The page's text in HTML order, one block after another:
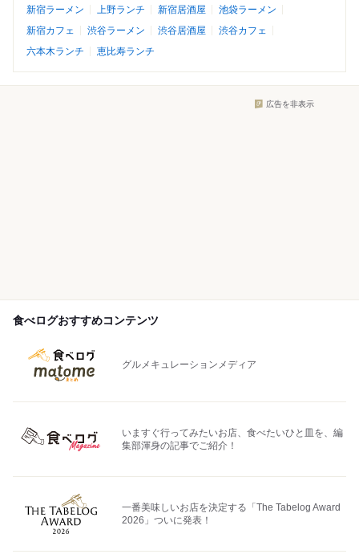
新宿ラーメン
上野ランチ 新宿居酒屋
池袋ラーメン
新宿カフェ
渋谷ラーメン 渋谷居酒屋
渋谷カフェ
六本木ランチ
恵比寿ランチ
広告を非表示
食べログおすすめコンテンツ
グルメキュレーションメディア
いますぐ行ってみたいお店、食べたいひと皿を、編
集部渾身の記事でご紹介！
一番美味しいお店を決定する「The Tabelog Award
2026」ついに発表！